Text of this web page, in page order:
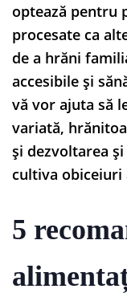
optează pentru
procesate ca
de a hrăni
accesibile și
vă vor ajuta să
variată,
și dezvoltarea
cultiva obiceiuri
5